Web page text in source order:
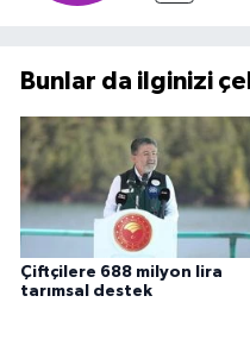
Bunlar da ilginizi
Çiftçilere 688 milyon lira
tarımsal destek